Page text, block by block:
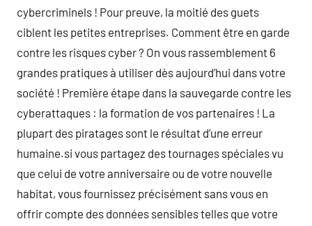
cybercriminels ! Pour preuve, la moitié des guets
ciblent les petites entreprises. Comment être en garde
contre les risques cyber ? On vous rassemblement 6
grandes pratiques à utiliser dès aujourd’hui dans votre
société ! Première étape dans la sauvegarde contre les
cyberattaques : la formation de vos partenaires ! La
plupart des piratages sont le résultat d’une erreur
humaine.si vous partagez des tournages spéciales vu
que celui de votre anniversaire ou de votre nouvelle
habitat, vous fournissez précisément sans vous en
offrir compte des données sensibles telles que votre